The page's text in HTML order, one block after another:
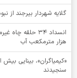
گلایه شهردار بیرجند از
هزار مترمکعب آب
سنجیدند